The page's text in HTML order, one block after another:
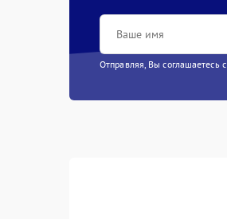
Отправляя, Вы соглашаетесь с